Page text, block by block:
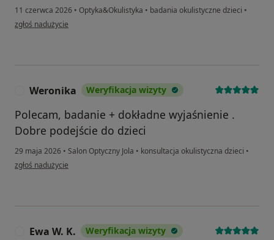
11 czerwca 2026 • Optyka&Okulistyka • badania okulistyczne dzieci •
w opinii użytkownika Anna
zgłoś nadużycie
Weronika Weryfikacja wizyty
Polecam, badanie + dokładne wyjaśnienie .
Dobre podejście do dzieci
29 maja 2026 • Salon Optyczny Jola • konsultacja okulistyczna dzieci •
w opinii użytkownika Weronika
zgłoś nadużycie
Ewa W. K. Weryfikacja wizyty